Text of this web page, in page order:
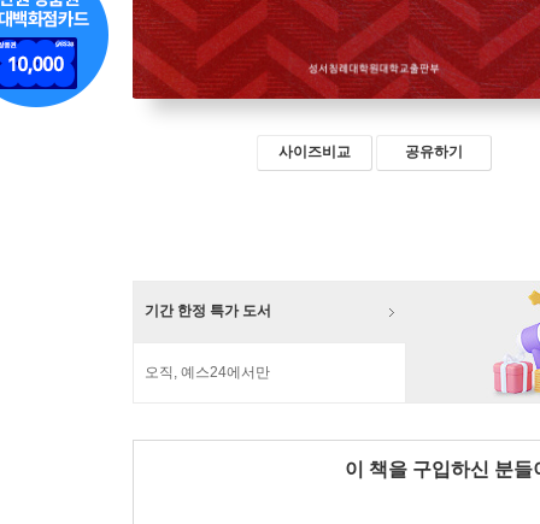
사이즈비교 공유하기
기간 한정 특가 도서
오직, 예스24에서만
이 책을 구입하신 분